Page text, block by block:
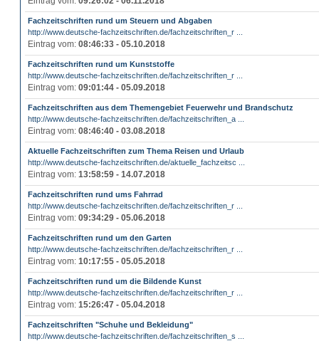
Fachzeitschriften rund um Steuern und Abgaben
http://www.deutsche-fachzeitschriften.de/fachzeitschriften_r ...
Eintrag vom: 08:46:33 - 05.10.2018
Fachzeitschriften rund um Kunststoffe
http://www.deutsche-fachzeitschriften.de/fachzeitschriften_r ...
Eintrag vom: 09:01:44 - 05.09.2018
Fachzeitschriften aus dem Themengebiet Feuerwehr und Brandschutz
http://www.deutsche-fachzeitschriften.de/fachzeitschriften_a ...
Eintrag vom: 08:46:40 - 03.08.2018
Aktuelle Fachzeitschriften zum Thema Reisen und Urlaub
http://www.deutsche-fachzeitschriften.de/aktuelle_fachzeitsc ...
Eintrag vom: 13:58:59 - 14.07.2018
Fachzeitschriften rund ums Fahrrad
http://www.deutsche-fachzeitschriften.de/fachzeitschriften_r ...
Eintrag vom: 09:34:29 - 05.06.2018
Fachzeitschriften rund um den Garten
http://www.deutsche-fachzeitschriften.de/fachzeitschriften_r ...
Eintrag vom: 10:17:55 - 05.05.2018
Fachzeitschriften rund um die Bildende Kunst
http://www.deutsche-fachzeitschriften.de/fachzeitschriften_r ...
Eintrag vom: 15:26:47 - 05.04.2018
Fachzeitschriften "Schuhe und Bekleidung"
http://www.deutsche-fachzeitschriften.de/fachzeitschriften_s ...